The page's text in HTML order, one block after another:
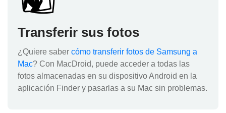
Transferir sus fotos
¿Quiere saber cómo transferir fotos de Samsung a
Mac? Con MacDroid, puede acceder a todas las
fotos almacenadas en su dispositivo Android en la
aplicación Finder y pasarlas a su Mac sin problemas.